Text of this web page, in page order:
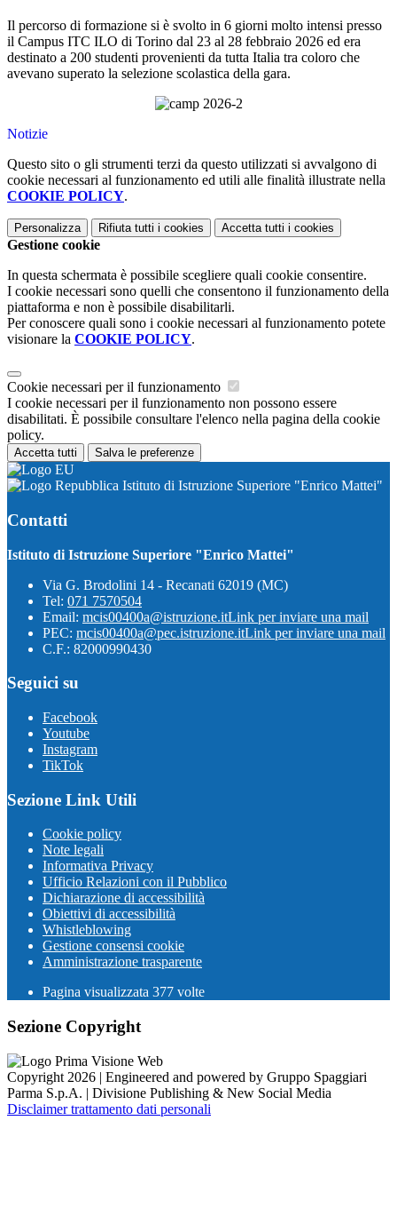
Il percorso di formazione si è svolto in 6 giorni molto intensi presso
il Campus ITC ILO di Torino dal 23 al 28 febbraio 2026 ed era
destinato a 200 studenti provenienti da tutta Italia tra coloro che
avevano superato la selezione scolastica della gara.
Notizie
Questo sito o gli strumenti terzi da questo utilizzati si avvalgono di
cookie necessari al funzionamento ed utili alle finalità illustrate nella
COOKIE POLICY.
Personalizza Rifiuta tutti i cookies Accetta tutti i cookies
Gestione cookie
In questa schermata è possibile scegliere quali cookie consentire.
I cookie necessari sono quelli che consentono il funzionamento della
piattaforma e non è possibile disabilitarli.
Per conoscere quali sono i cookie necessari al funzionamento potete
visionare la COOKIE POLICY.
Cookie necessari per il funzionamento
I cookie necessari per il funzionamento non possono essere
disabilitati. È possibile consultare l'elenco nella pagina della cookie
policy.
Accetta tutti Salva le preferenze
Istituto di Istruzione Superiore "Enrico Mattei"
Contatti
Istituto di Istruzione Superiore "Enrico Mattei"
Via G. Brodolini 14 - Recanati 62019 (MC)
Tel: 071 7570504
Email: mcis00400a@istruzione.itLink per inviare una mail
PEC: mcis00400a@pec.istruzione.itLink per inviare una mail
C.F.: 82000990430
Seguici su
Facebook
Youtube
Instagram
TikTok
Sezione Link Utili
Cookie policy
Note legali
Informativa Privacy
Ufficio Relazioni con il Pubblico
Dichiarazione di accessibilità
Obiettivi di accessibilità
Whistleblowing
Gestione consensi cookie
Amministrazione trasparente
Pagina visualizzata 377 volte
Sezione Copyright
Copyright 2026 | Engineered and powered by Gruppo Spaggiari
Parma S.p.A. | Divisione Publishing & New Social Media
Disclaimer trattamento dati personali